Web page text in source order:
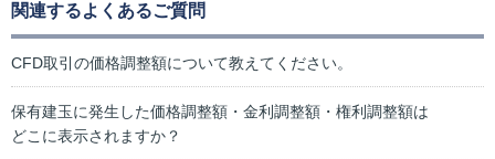
関連するよくあるご質問
CFD取引の価格調整額について教えてください。
保有建玉に発生した価格調整額・金利調整額・権利調整額は
どこに表示されますか？